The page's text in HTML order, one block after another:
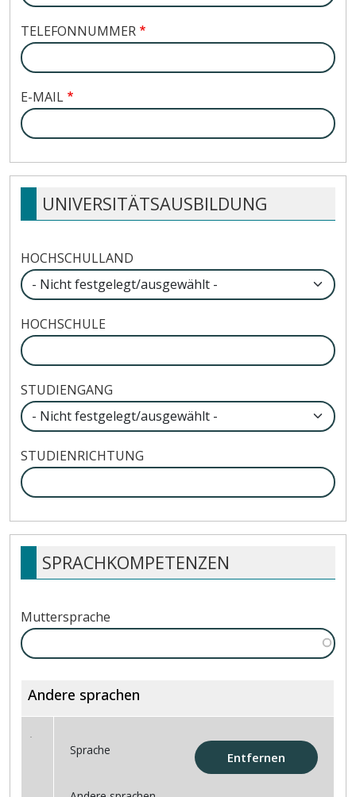
TELEFONNUMMER
E-MAIL
UNIVERSITÄTSAUSBILDUNG
HOCHSCHULLAND
HOCHSCHULE
STUDIENGANG
STUDIENRICHTUNG
SPRACHKOMPETENZEN
Muttersprache
Andere sprachen
Sprache Entfernen